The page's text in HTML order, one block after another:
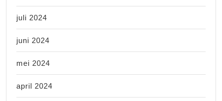
juli 2024
juni 2024
mei 2024
april 2024